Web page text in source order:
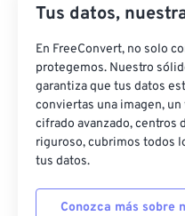
Tus datos,
En FreeConvert, no solo
protegemos. Nuestro
garantiza que tus datos
conviertas una imagen,
cifrado avanzado, centros
riguroso, cubrimos todos
tus datos.
Conozca más sobre